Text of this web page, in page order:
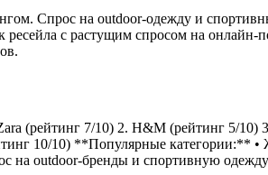
Спрос на outdoor-одежду и
с растущим спросом на
(рейтинг 7/10) 2. H&M (рейтинг 5/10)
10/10) **Популярные категории:**
на outdoor-бренды и спортивную